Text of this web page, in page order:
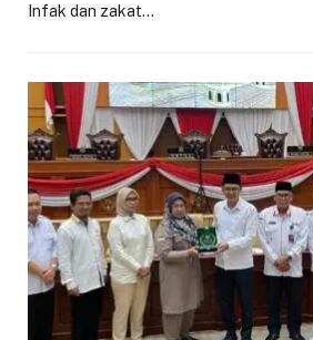
Infak dan zakat…